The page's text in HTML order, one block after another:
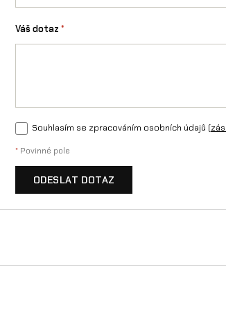
X
C
Váš dotaz *
Souhlasím se zpracováním osobních údajů (
* Povinné pole
ODESLAT DOTAZ